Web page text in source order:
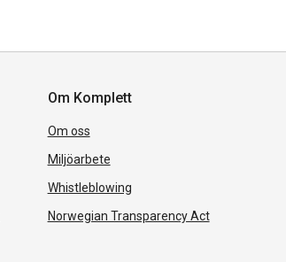
Om Komplett
Om oss
Miljöarbete
Whistleblowing
Norwegian Transparency Act